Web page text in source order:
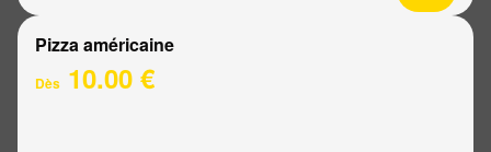
Pizza américaine
Dès 10.00 €